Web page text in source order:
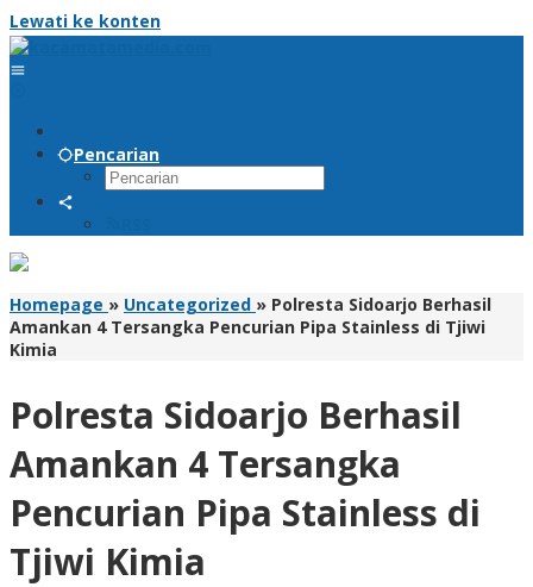
Lewati ke konten
Pencarian
Homepage » Uncategorized » Polresta Sidoarjo Berhasil
Amankan 4 Tersangka Pencurian Pipa Stainless di Tjiwi
Kimia
Polresta Sidoarjo Berhasil
Amankan 4 Tersangka
Pencurian Pipa Stainless di
Tjiwi Kimia